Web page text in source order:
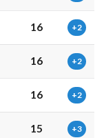
16 +2
16 +2
16 +2
15 +3